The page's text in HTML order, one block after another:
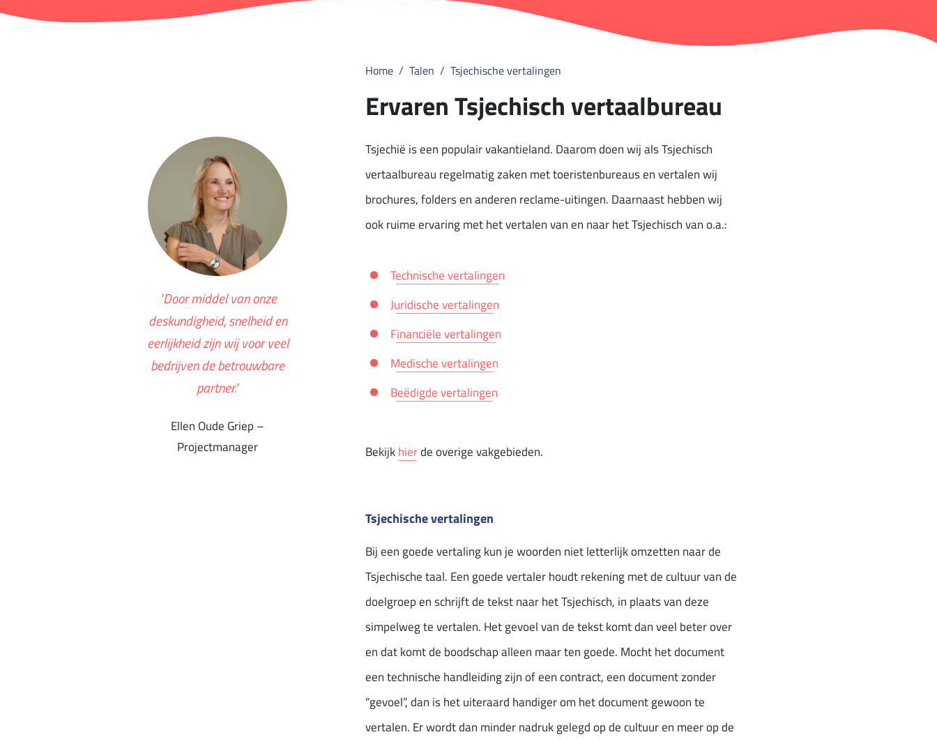
Home Talen Tsjechische vertalingen
Ervaren Tsjechisch vertaalbureau
Tsjechië is een populair vakantieland. Daarom doen wij als Tsjechisch
vertaalbureau regelmatig zaken met toeristenbureaus en vertalen wij
brochures, folders en anderen reclame-uitingen. Daarnaast hebben wij
ook ruime ervaring met het vertalen van en naar het Tsjechisch van o.a.:
Technische vertalingen
Juridische vertalingen
Financiële vertalingen
Medische vertalingen
Beëdigde vertalingen
Bekijkhierde overige vakgebieden.
Tsjechische vertalingen
Bij een goede vertaling kun je woorden niet letterlijk omzetten naar de
Tsjechische taal. Een goede vertaler houdt rekening met de cultuur van de
doelgroep en schrijft de tekst naar het Tsjechisch, in plaats van deze
simpelweg te vertalen. Het gevoel van de tekst komt dan veel beter over
en dat komt de boodschap alleen maar ten goede. Mocht het document
een technische handleiding zijn of een contract, een document zonder
“gevoel”, dan is het uiteraard handiger om het document gewoon te
vertalen. Er wordt dan minder nadruk gelegd op de cultuur en meer op de
"Door middel van onze
deskundigheid, snelheid en
eerlijkheid zijn wij voor veel
bedrijven de betrouwbare
partner."
Ellen Oude Griep –
Projectmanager